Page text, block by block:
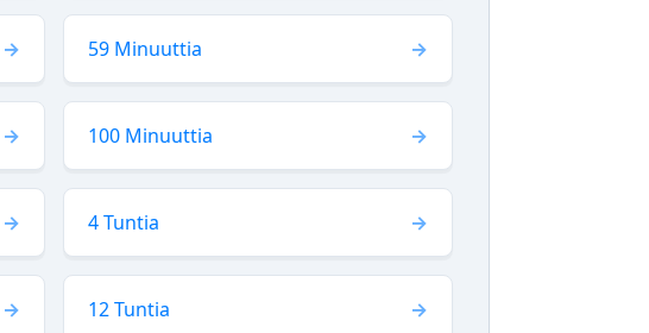
59 Minuuttia
100 Minuuttia
4 Tuntia
12 Tuntia